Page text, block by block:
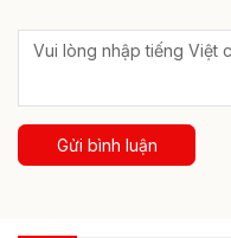
Gửi bình luận